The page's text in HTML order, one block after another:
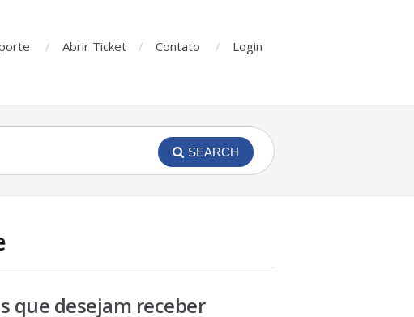
Abrir Ticket Contato Login
SEARCH
que desejam receber